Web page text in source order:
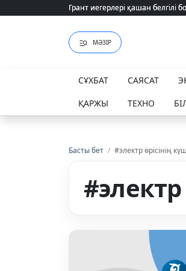
Грант иегерлері қашан белгілі
Грант иегерлері қашан белгілі
МӘЗІР
СҰХБАТ САЯСАТ
ҚАРЖЫ
ТЕХНО
Басты бет / #электр өрісінің